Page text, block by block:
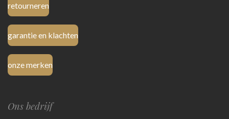
retourneren
garantie en klachten
onze merken
Ons bedrijf